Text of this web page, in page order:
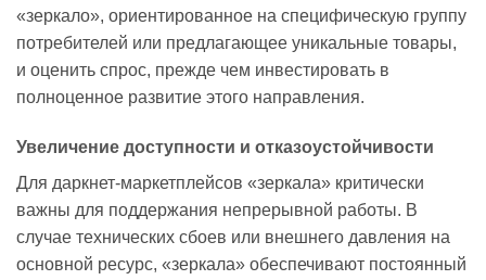
«зеркало», ориентированное на специфическую группу
потребителей или предлагающее уникальные товары,
и оценить спрос, прежде чем инвестировать в
полноценное развитие этого направления.
Увеличение доступности и отказоустойчивости
Для даркнет-маркетплейсов «зеркала» критически
важны для поддержания непрерывной работы. В
случае технических сбоев или внешнего давления на
основной ресурс, «зеркала» обеспечивают постоянный